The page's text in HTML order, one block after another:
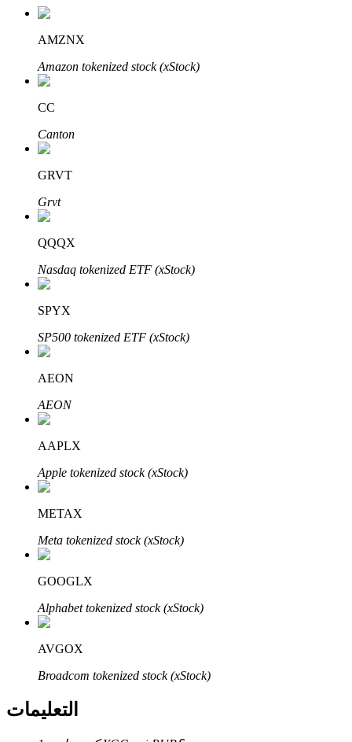
الاستثمار التلقائي
احصل على أرباح طويلة الأجل وفوائد مرنة
Bitrue
شركاء بيترو
شركاء Bitrue
تصل العمولات إلى 65٪!
AMZNX
Amazon tokenized stock (xStock)
CC
Canton
GRVT
Grvt
QQQX
Nasdaq tokenized ETF (xStock)
SPYX
SP500 tokenized ETF (xStock)
AEON
AEON
AAPLX
Apple tokenized stock (xStock)
METAX
Meta tokenized stock (xStock)
GOOGLX
Alphabet tokenized stock (xStock)
AVGOX
Broadcom tokenized stock (xStock)
التعليمات